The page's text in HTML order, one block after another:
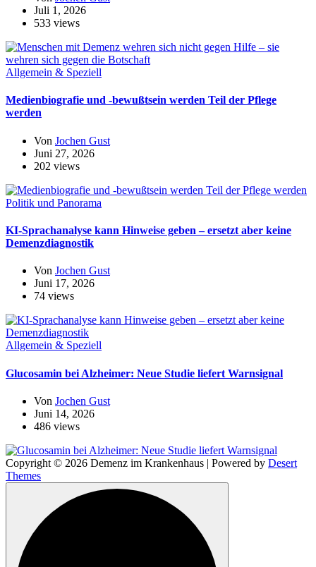
Juli 1, 2026
533 views
Allgemein & Speziell
Medienbiografie und -bewußtsein werden Teil der Pflege
werden
Von Jochen Gust
Juni 27, 2026
202 views
Politik und Panorama
KI-Sprachanalyse kann Hinweise geben – ersetzt aber keine
Demenzdiagnostik
Von Jochen Gust
Juni 17, 2026
74 views
Allgemein & Speziell
Glucosamin bei Alzheimer: Neue Studie liefert Warnsignal
Von Jochen Gust
Juni 14, 2026
486 views
Copyright © 2026 Demenz im Krankenhaus | Powered by Desert
Themes